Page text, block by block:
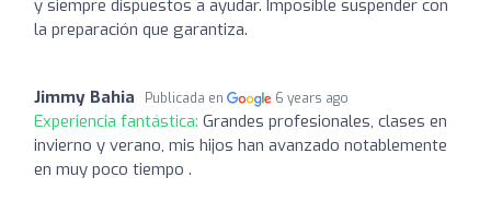
y siempre dispuestos a ayudar. Imposible suspender con
la preparación que garantiza.
Jimmy Bahia Publicada en 6 years ago
Experiencia fantástica: Grandes profesionales, clases en
invierno y verano, mis hijos han avanzado notablemente
en muy poco tiempo .